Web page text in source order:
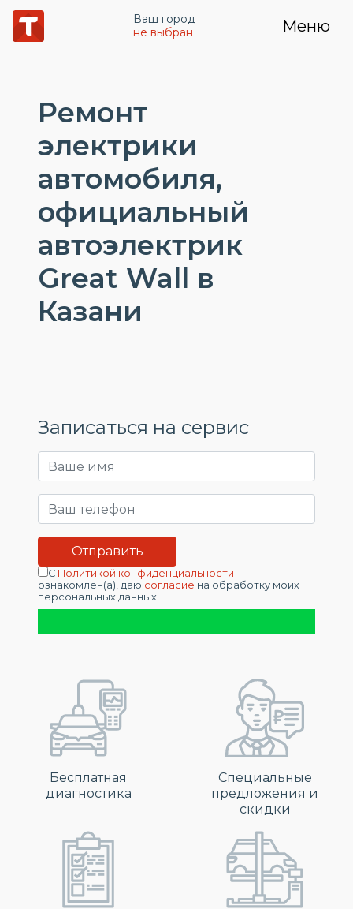
Ваш город
не выбран
Меню
Ремонт
электрики
автомобиля,
официальный
автоэлектрик
Great Wall в
Казани
Записаться на сервис
С Политикой конфиденциальности
ознакомлен(а), даю согласие на обработку моих
персональных данных
Бесплатная
диагностика
Специальные
предложения и
скидки